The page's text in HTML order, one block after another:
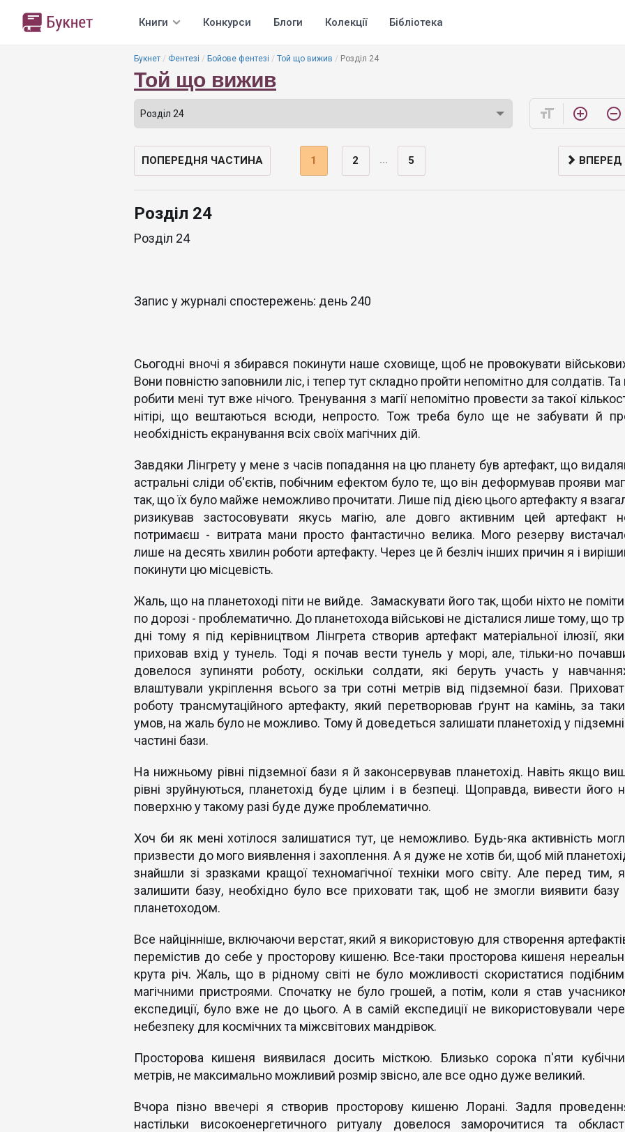
Книги Конкурси Блоги Колекції Бібліотека
Букнет Фентезі Бойове фентезі Той що вижив Розділ 24
Той що вижив
format_size add_circle_outline remove_circle_outline
ПОПЕРЕДНЯ ЧАСТИНА 1 2 ... 5 ВПЕРЕД
Розділ 24
Розділ 24
Запис у журналі спостережень: день 240
Сьогодні вночі я збирався покинути наше сховище, щоб не провокувати
Вони повністю заповнили ліс, і тепер тут складно пройти непомітно для солдатів. Та
робити мені тут вже нічого. Тренування з магії непомітно провести за такої
нітірі, що вештаються всюди, непросто. Тож треба було ще не забувати й
необхідність екранування всіх своїх магічних дій.
Завдяки Лінгрету у мене з часів попадання на цю планету був артефакт, що
астральні сліди об'єктів, побічним ефектом було те, що він деформував прояви
так, що їх було майже неможливо прочитати. Лише під дією цього артефакту я
ризикував застосовувати якусь магію, але довго активним цей артефакт
потримаєш - витрата мани просто фантастично велика. Мого резерву
лише на десять хвилин роботи артефакту. Через це й безліч інших причин я і
покинути цю місцевість.
Жаль, що на планетоході піти не вийде. Замаскувати його так, щоби ніхто не
по дорозі - проблематично. До планетохода військові не дісталися лише тому, що
дні тому я під керівництвом Лінгрета створив артефакт матеріальної ілюзії,
приховав вхід у тунель. Тоді я почав вести тунель у морі, але, тільки-но
довелося зупиняти роботу, оскільки солдати, які беруть участь у
влаштували укріплення всього за три сотні метрів від підземної бази.
роботу трансмутаційного артефакту, який перетворював ґрунт на камінь, за
умов, на жаль було не можливо. Тому й доведеться залишати планетохід у
частині бази.
На нижньому рівні підземної бази я й законсервував планетохід. Навіть якщо
рівні зруйнуються, планетохід буде цілим і в безпеці. Щоправда, вивести його
поверхню у такому разі буде дуже проблематично.
Хоч би як мені хотілося залишатися тут, це неможливо. Будь-яка активність
призвести до мого виявлення і захоплення. А я дуже не хотів би, щоб мій
знайшли зі зразками кращої техномагічної техніки мого світу. Але перед тим,
залишити базу, необхідно було все приховати так, щоб не змогли виявити базу
планетоходом.
Все найцінніше, включаючи верстат, який я використовую для створення
перемістив до себе у просторову кишеню. Все-таки просторова кишеня
крута річ. Жаль, що в рідному світі не було можливості скористатися
магічними пристроями. Спочатку не було грошей, а потім, коли я став
експедиції, було вже не до цього. А в самій експедиції не використовували
небезпеку для космічних та міжсвітових мандрівок.
Просторова кишеня виявилася досить місткою. Близько сорока п'яти
метрів, не максимально можливий розмір звісно, але все одно дуже великий.
Вчора пізно ввечері я створив просторову кишеню Лорані. Задля
настільки високоенергетичного ритуалу довелося заморочитися та